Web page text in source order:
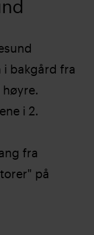
i bakgård fra
i 2.
fra
på